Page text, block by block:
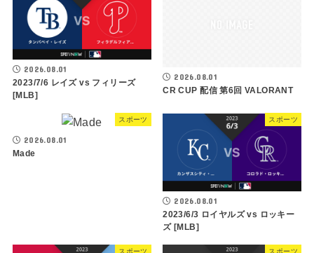
2026.08.01
2023/7/6 レイズ vs フィリーズ
[MLB]
2026.08.01
CR CUP 配信 第6回 VALORANT
スポーツ
2026.08.01
Made
スポーツ
2026.08.01
2023/6/3 ロイヤルズ vs ロッキー
ズ [MLB]
スポーツ スポーツ